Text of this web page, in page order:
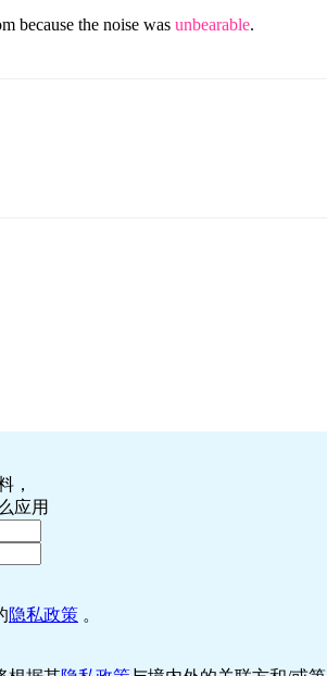
because the noise was unbearable.
，
应用
隐私政策 。